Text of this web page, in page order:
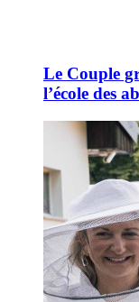
Le Couple
l’école des